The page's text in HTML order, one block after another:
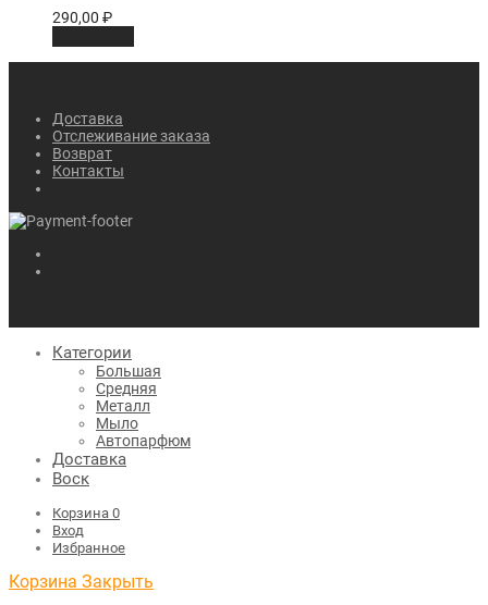
290,00 ₽
Доставка
Отслеживание заказа
Возврат
Контакты
Категории
Большая
Средняя
Металл
Мыло
Автопарфюм
Доставка
Воск
Корзина 0
Вход
Избранное
Корзина Закрыть